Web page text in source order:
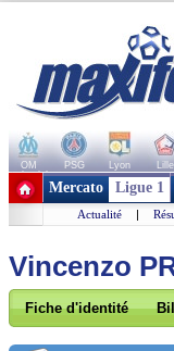
OM PSG Lyon Lille
+ de clubs
Mercato Ligue 1
Actualité |
Vincenzo
Fiche d'identité